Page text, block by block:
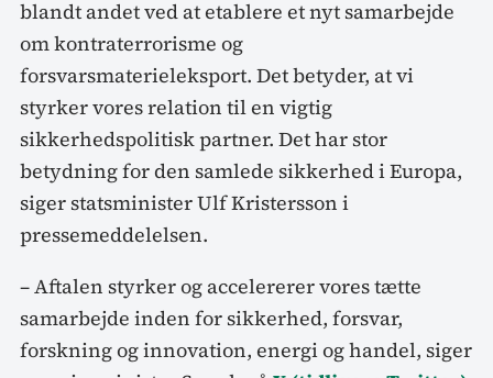
blandt andet ved at etablere et nyt samarbejde
om kontraterrorisme og
forsvarsmaterieleksport. Det betyder, at vi
styrker vores relation til en vigtig
sikkerhedspolitisk partner. Det har stor
betydning for den samlede sikkerhed i Europa,
siger statsminister Ulf Kristersson i
pressemeddelelsen.
– Aftalen styrker og accelererer vores tætte
samarbejde inden for sikkerhed, forsvar,
forskning og innovation, energi og handel, siger